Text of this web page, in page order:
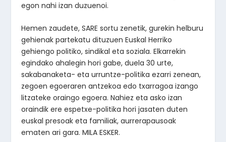
egon nahi izan duzuenoi.
Hemen zaudete, SARE sortu zenetik, gurekin helburu
gehienak partekatu dituzuen Euskal Herriko
gehiengo politiko, sindikal eta soziala. Elkarrekin
egindako ahalegin hori gabe, duela 30 urte,
sakabanaketa- eta urruntze-politika ezarri zenean,
zegoen egoeraren antzekoa edo txarragoa izango
litzateke oraingo egoera. Nahiez eta asko izan
oraindik ere espetxe-politika hori jasaten duten
euskal presoak eta familiak, aurrerapausoak
ematen ari gara. MILA ESKER.